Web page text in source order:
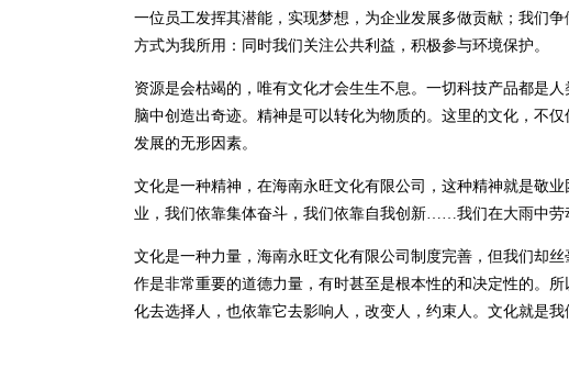
一位员工发挥其潜能，实现梦想，为企业发展多做贡献；我们
方式为我所用：同时我们关注公共利益，积极参与环境保护。
资源是会枯竭的，唯有文化才会生生不息。一切科技产品都是
脑中创造出奇迹。精神是可以转化为物质的。这里的文化，不
发展的无形因素。
文化是一种精神，在海南永旺文化有限公司，这种精神就是敬
业，我们依靠集体奋斗，我们依靠自我创新……我们在大雨中
文化是一种力量，海南永旺文化有限公司制度完善，但我们却
作是非常重要的道德力量，有时甚至是根本性的和决定性的。
化去选择人，也依靠它去影响人，改变人，约束人。文化就是我